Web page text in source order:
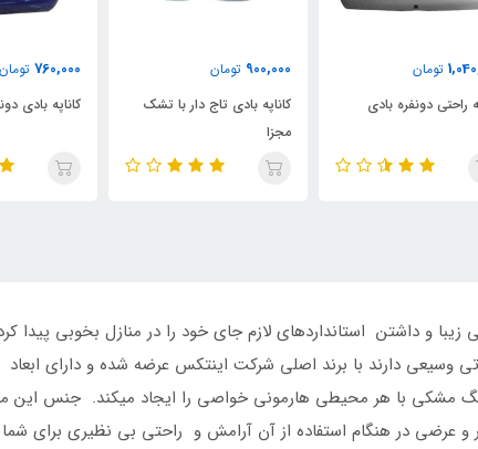
900,000 تومان
کاناپه بادی تاج دار با تشک
760,000 تومان
کاناپه بادی دونفره براق
930,000
کاناپه
و داشتن استانداردهای لازم جای خود را در منازل بخوبی پیدا
دارند با برند اصلی شرکت اینتکس عرضه شده و دارای ابعاد
سانتی متر میباشد و بدلیل داشتن رنگ مشکی با هر محیطی هارمونی خواصی را ایجاد میکند. جنس
در هنگام استفاده از آن آرامش و راحتی بی نظیری برای شما